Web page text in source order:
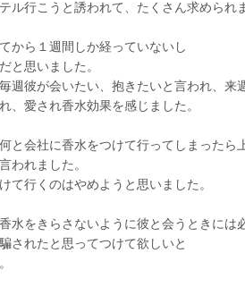
ル行こうと誘われて、たくさん求められ
から１週間しか経っていないし
と思いました。
週彼が会いたい、抱きたいと言われ、来
、愛され香水効果を感じました。
と会社に香水をつけて行ってしまった
われました。
て行くのはやめようと思いました。
水をきらさないように彼と会うときには
されたと思ってつけて欲しいと